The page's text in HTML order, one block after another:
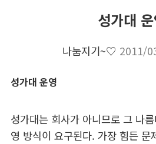
성가대
나눔지기~♡ 2011/
성가대 운영
성가대는 회사가 아니므로 그 나
영 방식이 요구된다. 가장 힘든 문